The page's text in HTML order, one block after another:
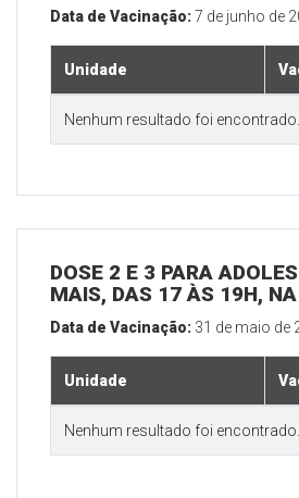
Data de Vacinação:7 de junho de
Unidade
Nenhum resultado foi encontrado.
DOSE 2 E 3 PARA
MAIS, DAS 17 ÀS 19H, NA
Data de Vacinação: 31 de maio de
Unidade
Nenhum resultado foi encontrado.